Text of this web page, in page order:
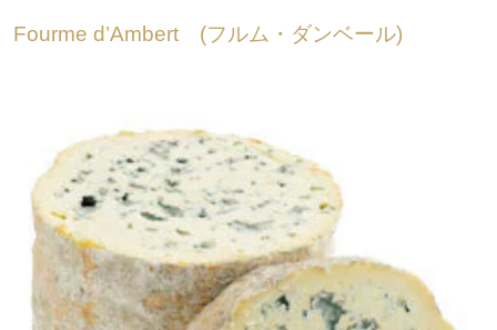
Fourme d’Ambert (フルム・ダンベール)